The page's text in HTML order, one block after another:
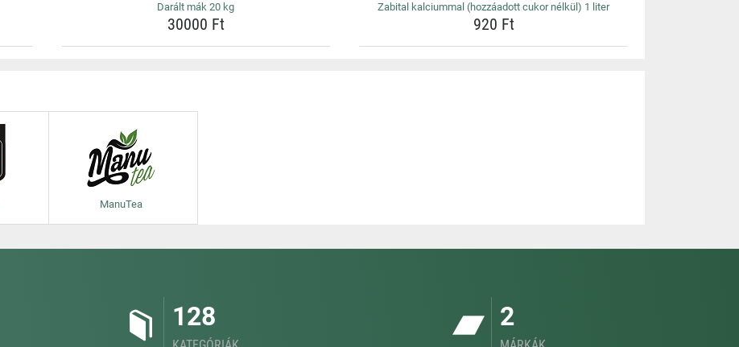
Darált mák 20 kg
30000 Ft
Zabital kalciummal (hozzáadott cukor nélkül) 1 liter
920 Ft
ManuTea
128 2